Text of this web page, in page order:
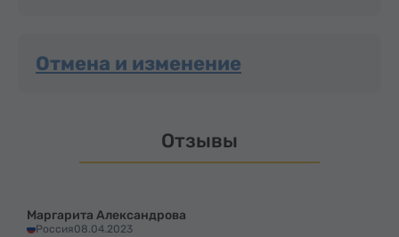
Отмена и изменение
Отзывы
Маргарита Александрова
Россия08.04.2023